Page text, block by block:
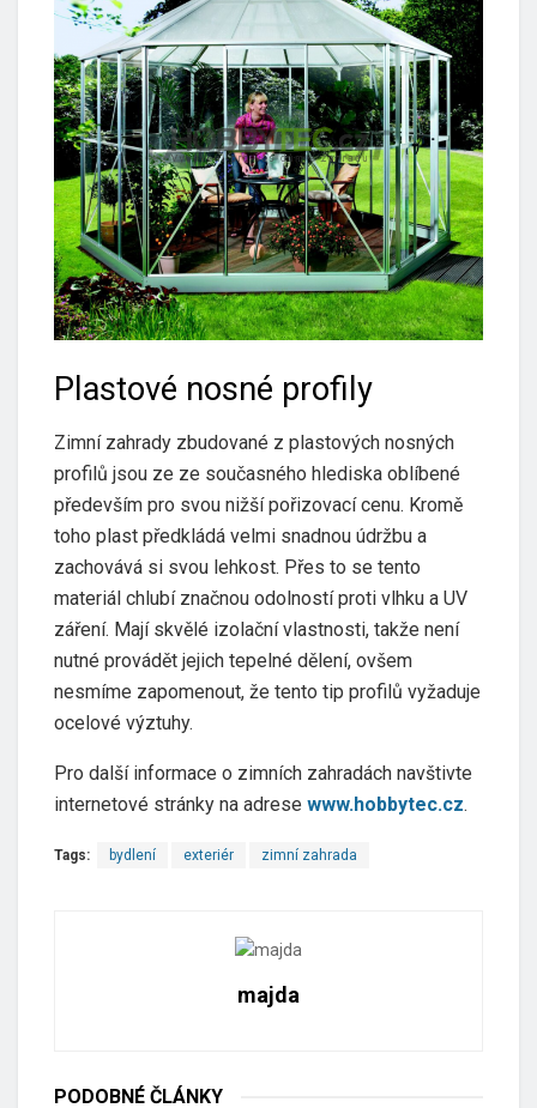
Plastové nosné profily
Zimní zahrady zbudované z plastových nosných
profilů jsou ze ze současného hlediska oblíbené
především pro svou nižší pořizovací cenu. Kromě
toho plast předkládá velmi snadnou údržbu a
zachovává si svou lehkost. Přes to se tento
materiál chlubí značnou odolností proti vlhku a UV
záření. Mají skvělé izolační vlastnosti, takže není
nutné provádět jejich tepelné dělení, ovšem
nesmíme zapomenout, že tento tip profilů vyžaduje
ocelové výztuhy.
Pro další informace o zimních zahradách navštivte
internetové stránky na adrese www.hobbytec.cz.
Tags: bydlení exteriér zimní zahrada
majda
PODOBNÉ ČLÁNKY